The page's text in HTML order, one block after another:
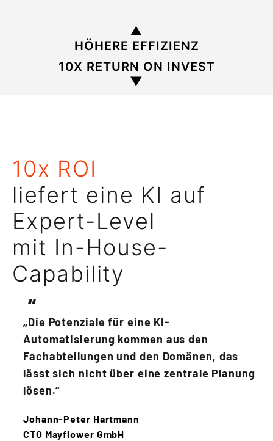
▲
HÖHERE EFFIZIENZ
10X RETURN ON INVEST
▼
10x ROI
liefert eine KI auf
Expert-Level
mit In-House-
Capability
„Die Potenziale für eine KI-
Automatisierung kommen aus den
Fachabteilungen und den Domänen, das
lässt sich nicht über eine zentrale Planung
lösen.“
Johann-Peter Hartmann
CTO Mayflower GmbH